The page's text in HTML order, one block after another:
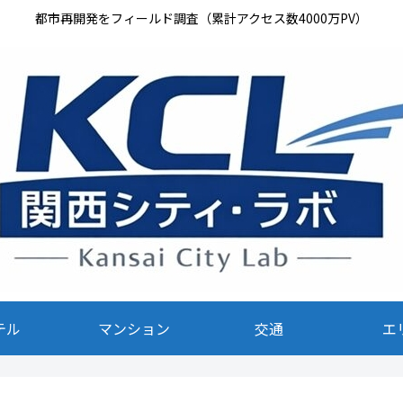
都市再開発をフィールド調査（累計アクセス数4000万PV）
ル マンション 交通 エ